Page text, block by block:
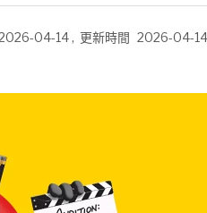
04-14, 更新時間 2026-04-14